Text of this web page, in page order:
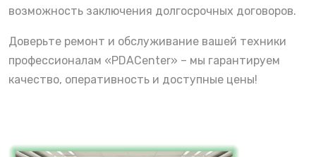
возможность заключения долгосрочных договоров.
Доверьте ремонт и обслуживание вашей техники
профессионалам «PDACenter» – мы гарантируем
качество, оперативность и доступные цены!